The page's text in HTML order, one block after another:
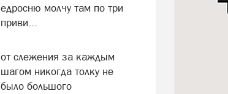
едросню молчу там по три
приви...
от слежения за каждым
шагом никогда толку не
было большого